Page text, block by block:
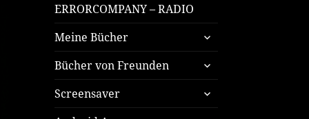
ERRORCOMPANY – RADIO
Meine Bücher
untermenü
öffnen
Bücher von Freunden
untermenü
öffnen
Screensaver
untermenü
öffnen